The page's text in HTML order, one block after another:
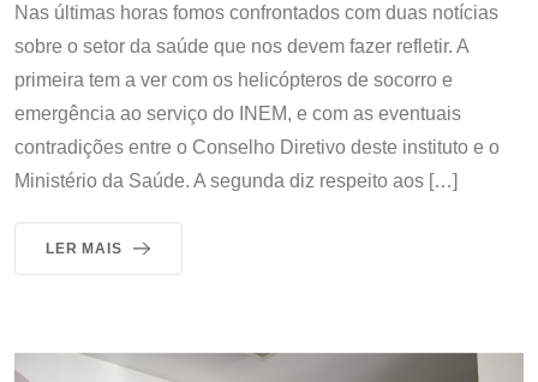
Nas últimas horas fomos confrontados com duas notícias
sobre o setor da saúde que nos devem fazer refletir. A
primeira tem a ver com os helicópteros de socorro e
emergência ao serviço do INEM, e com as eventuais
contradições entre o Conselho Diretivo deste instituto e o
Ministério da Saúde. A segunda diz respeito aos […]
LER MAIS